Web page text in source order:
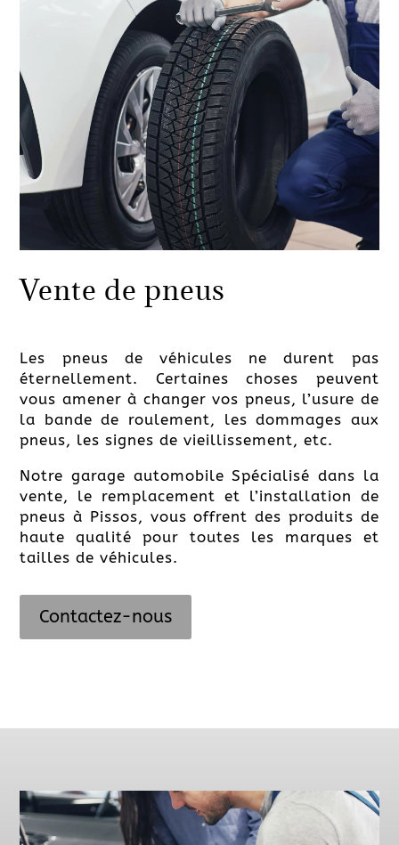
Vente de pneus
Les pneus de véhicules ne durent pas
éternellement. Certaines choses peuvent
vous amener à changer vos pneus, l’usure de
la bande de roulement, les dommages aux
pneus, les signes de vieillissement, etc.
Notre garage automobile Spécialisé dans la
vente, le remplacement et l’installation de
pneus à Pissos, vous offrent des produits de
haute qualité pour toutes les marques et
tailles de véhicules.
Contactez-nous